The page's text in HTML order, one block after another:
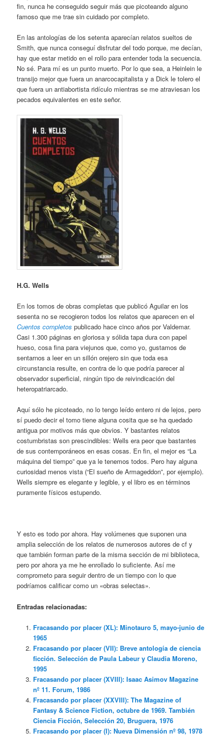
fin, nunca he conseguido seguir más que picoteando alguno
famoso que me trae sin cuidado por completo.
En las antologías de los setenta aparecían relatos sueltos de
Smith, que nunca conseguí disfrutar del todo porque, me decían,
hay que estar metido en el rollo para entender toda la secuencia.
No sé. Para mí es un punto muerto. Por lo que sea, a Heinlein le
transijo mejor que fuera un anarcocapitalista y a Dick le tolero el
que fuera un antiabortista ridículo mientras se me atraviesan los
pecados equivalentes en este señor.
H.G. Wells
En los tomos de obras completas que publicó Aguilar en los
sesenta no se recogieron todos los relatos que aparecen en el
Cuentos completospublicado hace cinco años por Valdemar.
Casi 1.300 páginas en gloriosa y sólida tapa dura con papel
hueso, cosa fina para viejunos que, como yo, gustamos de
sentarnos a leer en un sillón orejero sin que toda esa
circunstancia resulte, en contra de lo que podría parecer al
observador superficial, ningún tipo de reivindicación del
heteropatriarcado.
Aquí sólo he picoteado, no lo tengo leído entero ni de lejos, pero
sí puedo decir el tomo tiene alguna cosita que se ha quedado
antigua por motivos más que obvios. Y bastantes relatos
costumbristas son prescindibles: Wells era peor que bastantes
de sus contemporáneos en esas cosas. En fin, el mejor es “La
máquina del tiempo” que ya le tenemos todos. Pero hay alguna
curiosidad menos vista (“El sueño de Armageddon”, por ejemplo).
Wells siempre es elegante y legible, y el libro es en términos
puramente físicos estupendo.
Y esto es todo por ahora. Hay volúmenes que suponen una
amplia selección de los relatos de numerosos autores de cf y
que también forman parte de la misma sección de mi biblioteca,
pero por ahora ya me he enrollado lo suficiente. Así me
comprometo para seguir dentro de un tiempo con lo que
podríamos calificar como un «obras selectas».
Entradas relacionadas:
Fracasando por placer (XL): Minotauro 5, mayo-junio de
1965
Fracasando por placer (VII): Breve antología de ciencia
ficción. Selección de Paula Labeur y Claudia Moreno,
1995
Fracasando por placer (XVIII): Isaac Asimov Magazine
nº 11. Forum, 1986
Fracasando por placer (XXVIII): The Magazine of
Fantasy & Science Fiction, octubre de 1969. También
Ciencia Ficción, Selección 20, Bruguera, 1976
Fracasando por placer (I): Nueva Dimensión nº 98, 1978